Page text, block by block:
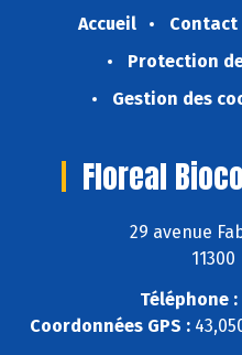
Accueil Contact
Protection
Gestion des
Floreal
29 avenue
Téléphone :
Coordonnées GPS :